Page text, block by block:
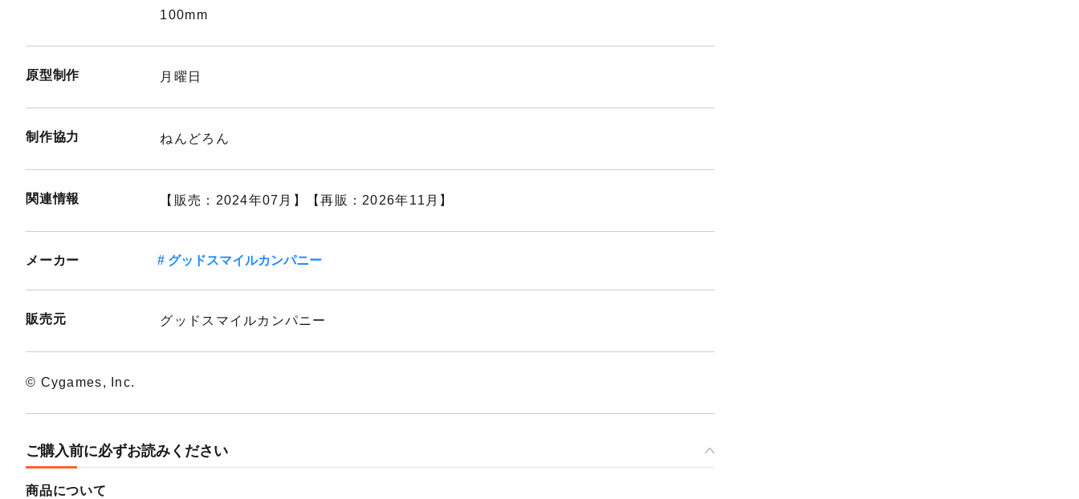
100mm
原型制作 月曜日
制作協力 ねんどろん
関連情報 【販売：2024年07月】【再販：2026年11月】
メーカー グッドスマイルカンパニー
販売元 グッドスマイルカンパニー
© Cygames, Inc.
ご購入前に必ずお読みください
商品について